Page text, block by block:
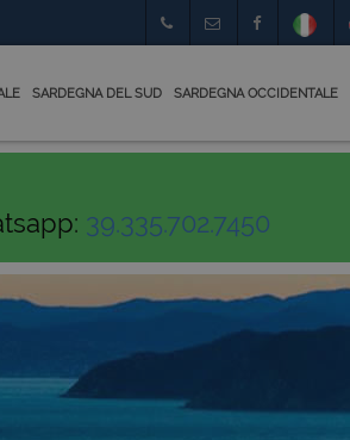
SARDEGNA DEL SUD SARDEGNA OCCIDENTALE
39.335.702.7450